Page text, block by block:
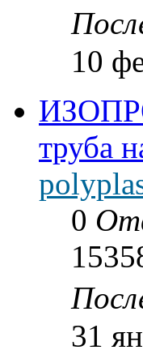
10
труба
0
31